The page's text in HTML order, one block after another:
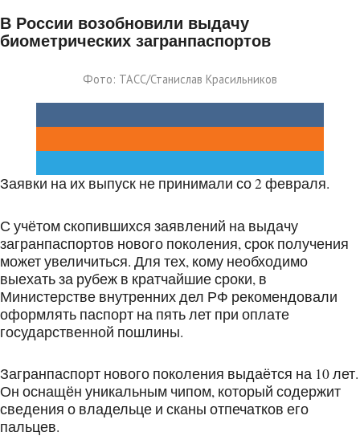
В России возобновили выдачу
биометрических загранпаспортов
Фото: ТАСС/Станислав Красильников
Заявки на их выпуск не принимали со 2 февраля.
С учётом скопившихся заявлений на выдачу
загранпаспортов нового поколения, срок получения
может увеличиться. Для тех, кому необходимо
выехать за рубеж в кратчайшие сроки, в
Министерстве внутренних дел РФ рекомендовали
оформлять паспорт на пять лет при оплате
государственной пошлины.
Загранпаспорт нового поколения выдаётся на 10 лет.
Он оснащён уникальным чипом, который содержит
сведения о владельце и сканы отпечатков его
пальцев.